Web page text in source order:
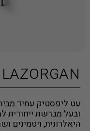
עט ליפסטיק עמיד
ובעל מברשת ייחודית
היאלרונית, ויטמינים